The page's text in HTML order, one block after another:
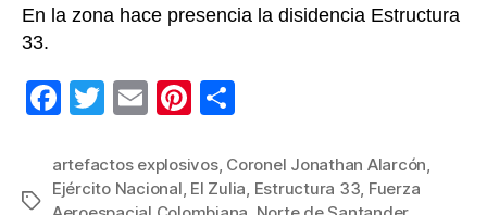
En la zona hace presencia la disidencia Estructura
33.
F
c
e
T
tt
er
E
ail
Pi
er
e
m
p
Etiquetas
artefactos explosivos, Coronel Jonathan Alarcón,
Ejército Nacional, El Zulia, Estructura 33, Fuerza